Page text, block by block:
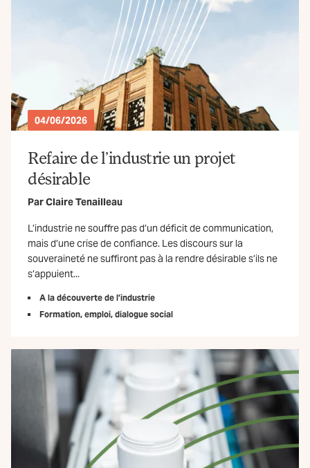
04/06/2026
Refaire de l’industrie un projet
désirable
ParClaire Tenailleau
L’industrie ne souffre pas d’un déficit de communication,
mais d’une crise de confiance. Les discours sur la
souveraineté ne suffiront pas à la rendre désirable s’ils ne
s’appuient...
A la découverte de l’industrie
Formation, emploi, dialogue social